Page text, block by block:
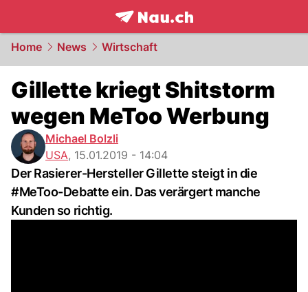
frontpage.NAU.ch
Home News Wirtschaft
Gillette kriegt Shitstorm
wegen MeToo Werbung
Michael Bolzli
USA, 15.01.2019 - 14:04
Der Rasierer-Hersteller Gillette steigt in die
#MeToo-Debatte ein. Das verärgert manche
Kunden so richtig.